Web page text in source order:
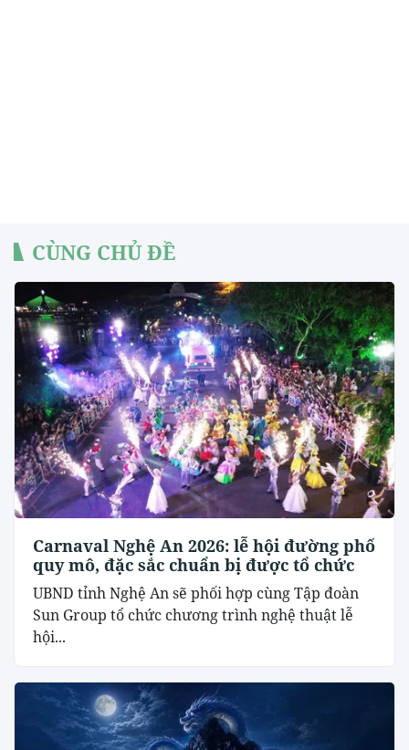
CÙNG CHỦ ĐỀ
Carnaval Nghệ An 2026: lễ hội đường phố
quy mô, đặc sắc chuẩn bị được tổ chức
UBND tỉnh Nghệ An sẽ phối hợp cùng Tập đoàn
Sun Group tổ chức chương trình nghệ thuật lễ
hội...